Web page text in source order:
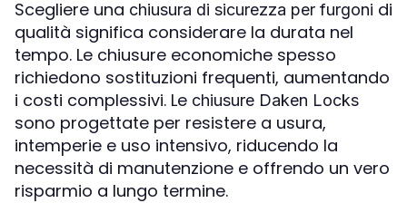
Scegliere una chiusura di sicurezza per furgoni di
qualità significa considerare la durata nel
tempo. Le chiusure economiche spesso
richiedono sostituzioni frequenti, aumentando
i costi complessivi. Le chiusure Daken Locks
sono progettate per resistere a usura,
intemperie e uso intensivo, riducendo la
necessità di manutenzione e offrendo un vero
risparmio a lungo termine.